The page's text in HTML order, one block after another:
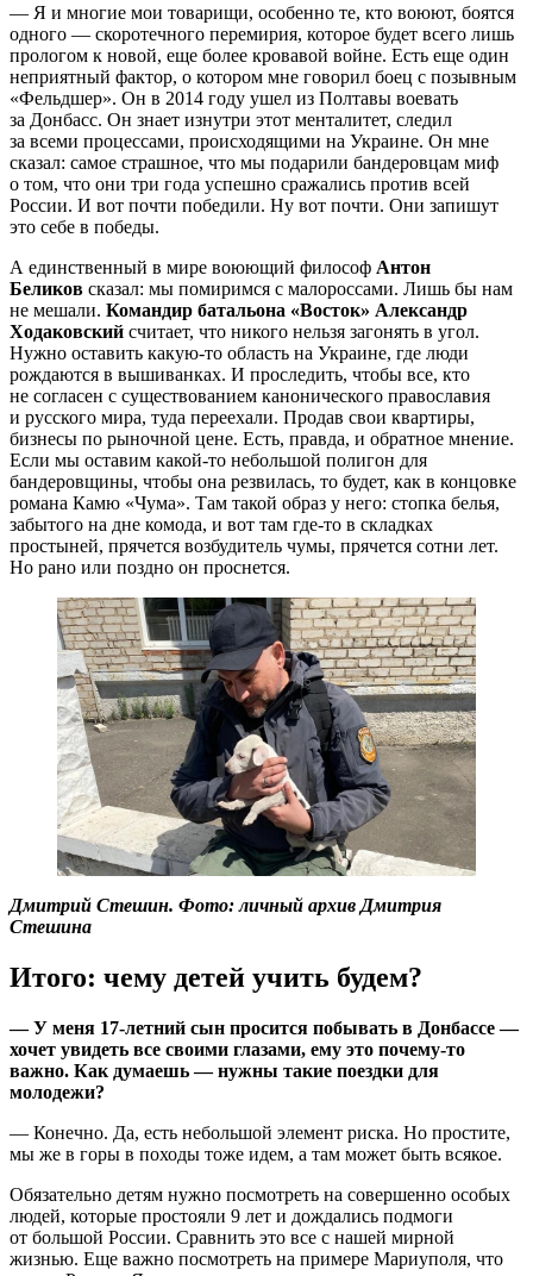
— Я и многие мои товарищи, особенно те, кто воюют, боятся
одного — скоротечного перемирия, которое будет всего лишь
прологом к новой, еще более кровавой войне. Есть еще один
неприятный фактор, о котором мне говорил боец с позывным
«Фельдшер». Он в 2014 году ушел из Полтавы воевать
за Донбасс. Он знает изнутри этот менталитет, следил
за всеми процессами, происходящими на Украине. Он мне
сказал: самое страшное, что мы подарили бандеровцам миф
о том, что они три года успешно сражались против всей
России. И вот почти победили. Ну вот почти. Они запишут
это себе в победы.
А единственный в мире воюющий философ Антон
Беликов сказал: мы помиримся с малороссами. Лишь бы нам
не мешали. Командир батальона «Восток» Александр
Ходаковский считает, что никого нельзя загонять в угол.
Нужно оставить какую-то область на Украине, где люди
рождаются в вышиванках. И проследить, чтобы все, кто
не согласен с существованием канонического православия
и русского мира, туда переехали. Продав свои квартиры,
бизнесы по рыночной цене. Есть, правда, и обратное мнение.
Если мы оставим какой-то небольшой полигон для
бандеровщины, чтобы она резвилась, то будет, как в концовке
романа Камю «Чума». Там такой образ у него: стопка белья,
забытого на дне комода, и вот там где-то в складках
простыней, прячется возбудитель чумы, прячется сотни лет.
Но рано или поздно он проснется.
Дмитрий Стешин. Фото: личный архив Дмитрия
Стешина
Итого: чему детей учить будем?
— У меня 17-летний сын просится побывать в Донбассе —
хочет увидеть все своими глазами, ему это почему-то
важно. Как думаешь — нужны такие поездки для
молодежи?
— Конечно. Да, есть небольшой элемент риска. Но простите,
мы же в горы в походы тоже идем, а там может быть всякое.
Обязательно детям нужно посмотреть на совершенно особых
людей, которые простояли 9 лет и дождались подмоги
от большой России. Сравнить это все с нашей мирной
жизнью. Еще важно посмотреть на примере Мариуполя, что